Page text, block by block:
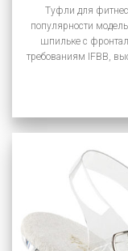
Туфли для
популярности
шпильке с
требованиям IFBB,